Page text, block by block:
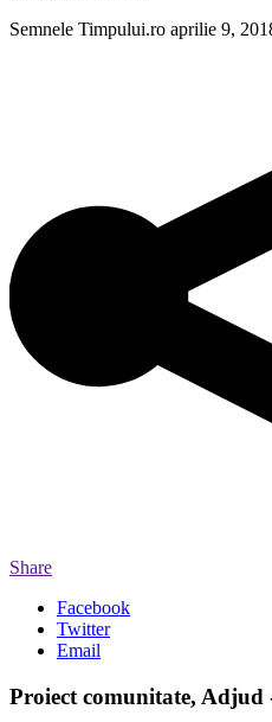
Semnele Timpului.ro aprilie 9,
Share
Facebook
Twitter
Email
Proiect comunitate, Adjud